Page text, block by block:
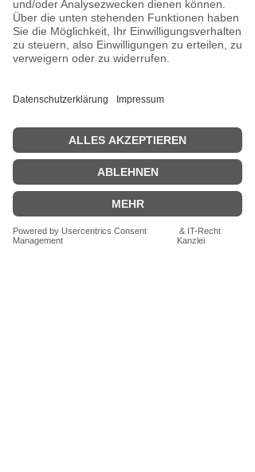
Liebste Grüße!
Eure
Our Vision
© 2016 by drei eM's, Manja Krafczyk, Alle